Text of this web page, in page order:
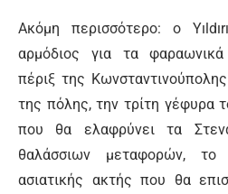
Ακόμη περισσότερο: ο
αρμόδιος για τα
πέριξ της
της πόλης, την τρίτη γέφυρα
που θα ελαφρύνει τα
θαλάσσιων μεταφορών,
ασιατικής ακτής που θα